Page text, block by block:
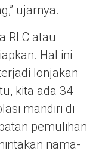
ujarnya.
RLC atau
Hal ini
lonjakan
kita ada 34
mandiri di
pemulihan
nama-